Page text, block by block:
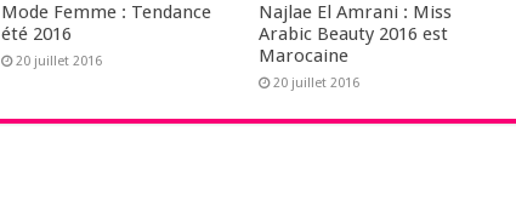
Mode Femme : Tendance
été 2016
20 juillet 2016
Najlae El Amrani : Miss
Arabic Beauty 2016 est
Marocaine
20 juillet 2016